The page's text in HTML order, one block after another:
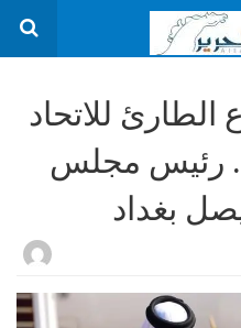
الطارئ للاتحاد
.. رئيس مجلس
بغداد